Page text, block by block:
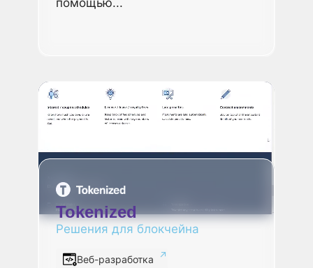
помощью...
Tokenized
Решения для блокчейна
Веб-разработка